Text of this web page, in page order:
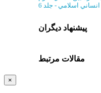
انساني اسلامي - جلد 6
پیشنهاد دیگران
مقالات مرتبط
×